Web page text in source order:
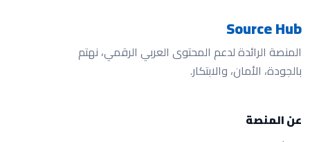
Source Hub
المنصة الرائدة لدعم المحتوى العربي الرقمي، نهتم
بالجودة، الأمان، والابتكار.
عن المنصة